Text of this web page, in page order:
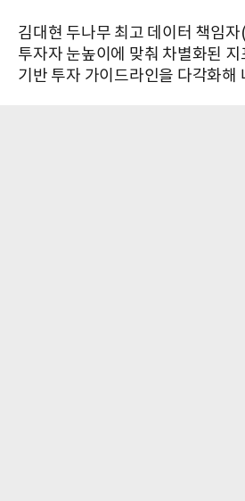
김대현 두나무 최고 데이터 책임
투자자 눈높이에 맞춰 차별화된
기반 투자 가이드라인을 다각화해